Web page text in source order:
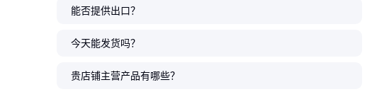
金制品 供应拉钉
漆 现货免费送货
制品 技术先进-专业生产
能否提供出口？
今天能发货吗？
贵店铺主营产品有哪些？